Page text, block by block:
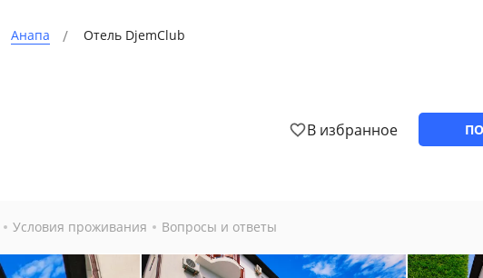
Анапа Отель DjemClub
В избранное
Условия проживания Вопросы и ответы